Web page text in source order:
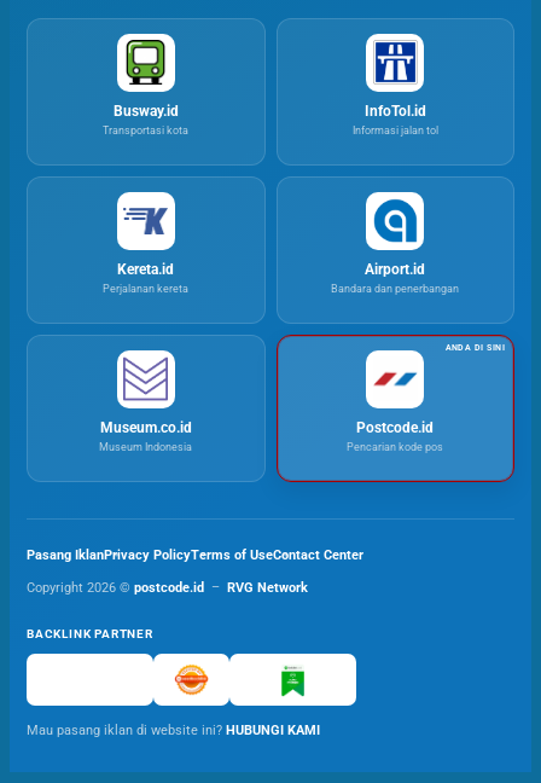
Busway.id
Transportasi kota
InfoTol.id
Informasi jalan tol
Kereta.id
Perjalanan kereta
Airport.id
Bandara dan penerbangan
Museum.co.id
Museum Indonesia
Postcode.id
Pencarian kode pos
Pasang IklanPrivacy PolicyTerms of UseContact Center
Copyright 2026 © postcode.id – RVG Network
BACKLINK PARTNER
Mau pasang iklan di website ini? HUBUNGI KAMI